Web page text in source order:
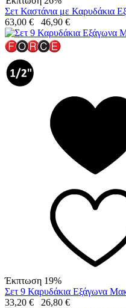
Σετ Καστάνια με Καρυδάκια
63,00 € 46,90 €
Έκπτωση 19%
Σετ 9 Καρυδάκια Εξάγωνα
33,20 € 26,80 €